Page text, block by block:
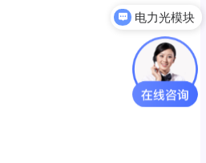
电力光模块